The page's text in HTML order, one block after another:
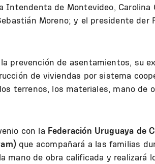
Intendenta de Montevideo, Carolina
Moreno; y el presidente der
prevención de asentamientos, su
de viviendas por sistema
terrenos, los materiales, mano de
con la Federación Uruguaya de
que acompañará a las familias
mano de obra calificada y realizará